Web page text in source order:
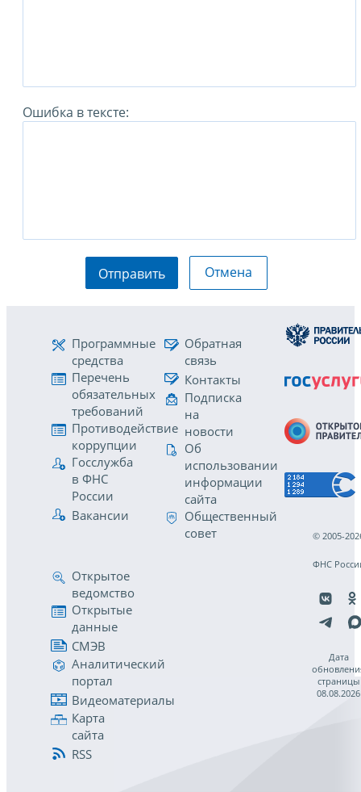
Ошибка в тексте:
Отправить Отмена
Программные
средства
Перечень
обязательных
требований
Противодействие
коррупции
Госслужба
в ФНС
России
Вакансии
Обратная
связь
Контакты
Подписка
на
новости
Об
использовании
информации
сайта
Общественный
совет
Открытое
ведомство
Открытые
данные
СМЭВ
Аналитический
портал
Видеоматериалы
Карта
сайта
RSS
© 2005-
ФНС
Дата
страницы
08.08.2026